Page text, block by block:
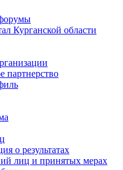
Курганской области
партнерство
о результатах
лиц и принятых мерах